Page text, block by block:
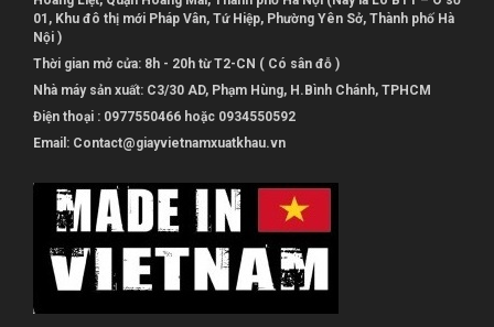
01, Khu đô thị mới Pháp Vân, Tứ Hiệp, Phường Yên Sở, Thành phố Hà
Nội )
Thời gian mở cửa: 8h - 20h từ T2-CN ( Có sân đỗ )
Nhà máy sản xuất: C3/30 AD, Phạm Hùng, H.Bình Chánh, TPHCM
Điện thoại : 0977550466 hoặc 0934550592
Email: Contact@giayvietnamxuatkhau.vn